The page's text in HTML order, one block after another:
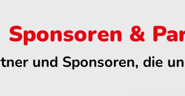
Sponsoren &
und Sponsoren, die